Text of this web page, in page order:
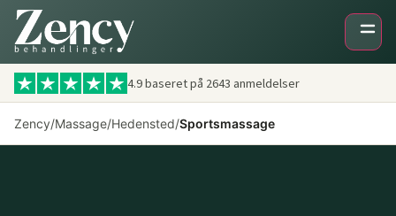
4.9 baseret på 2643 anmeldelser
Zency/Massage/Hedensted/Sportsmassage